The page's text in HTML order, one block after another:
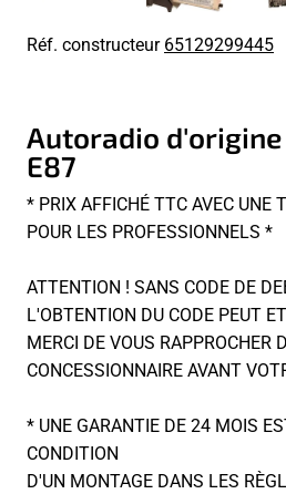
Réf. constructeur65129299445
Autoradio d'origine
E87
* PRIX AFFICHÉ TTC AVEC UNE
POUR LES PROFESSIONNELS *
ATTENTION ! SANS CODE DE
L'OBTENTION DU CODE PEUT
MERCI DE VOUS RAPPROCHER
CONCESSIONNAIRE AVANT
* UNE GARANTIE DE 24 MOIS
CONDITION
D'UN MONTAGE DANS LES